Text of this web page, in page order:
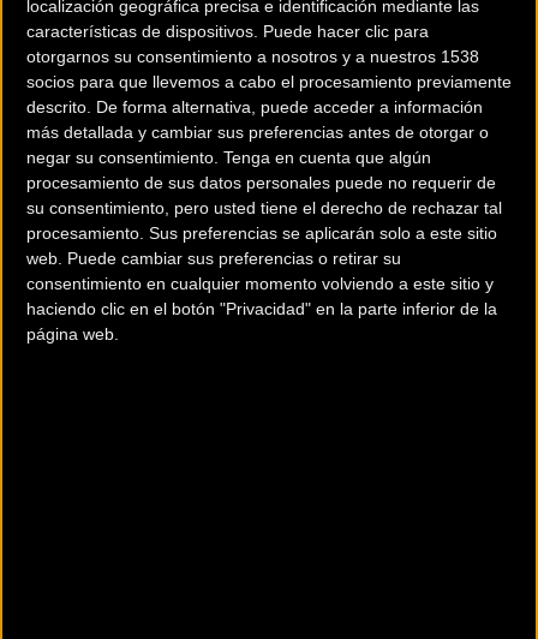
localización geográfica precisa e identificación mediante las
características de dispositivos. Puede hacer clic para
otorgarnos su consentimiento a nosotros y a nuestros 1538
socios para que llevemos a cabo el procesamiento previamente
descrito. De forma alternativa, puede acceder a información
más detallada y cambiar sus preferencias antes de otorgar o
negar su consentimiento. Tenga en cuenta que algún
procesamiento de sus datos personales puede no requerir de
su consentimiento, pero usted tiene el derecho de rechazar tal
procesamiento. Sus preferencias se aplicarán solo a este sitio
web. Puede cambiar sus preferencias o retirar su
consentimiento en cualquier momento volviendo a este sitio y
haciendo clic en el botón "Privacidad" en la parte inferior de la
página web.
EJES DE PEDALIER
MANILLARES
POTENCIAS